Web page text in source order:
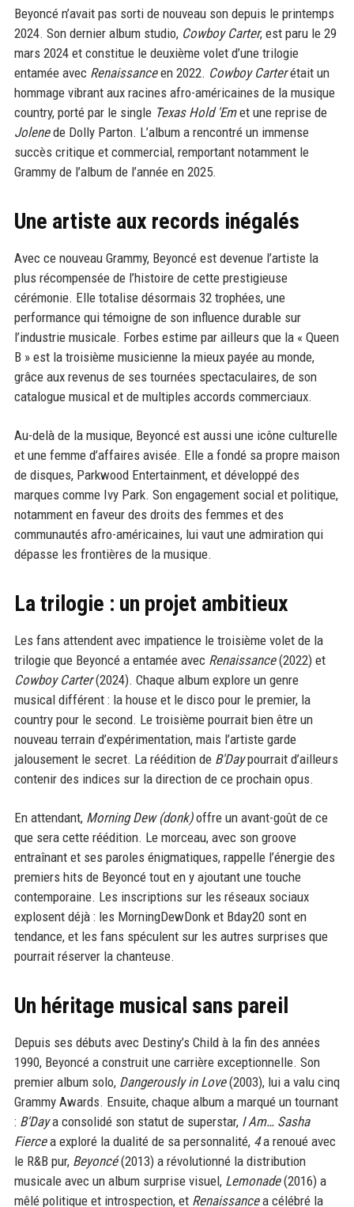
Beyoncé n’avait pas sorti de nouveau son depuis le printemps
2024. Son dernier album studio, Cowboy Carter, est paru le 29
mars 2024 et constitue le deuxième volet d’une trilogie
entamée avec Renaissanceen 2022. Cowboy Carterétait un
hommage vibrant aux racines afro-américaines de la musique
country, porté par le single Texas Hold 'Emet une reprise de
Jolenede Dolly Parton. L’album a rencontré un immense
succès critique et commercial, remportant notamment le
Grammy de l’album de l’année en 2025.
Une artiste aux records inégalés
Avec ce nouveau Grammy, Beyoncé est devenue l’artiste la
plus récompensée de l’histoire de cette prestigieuse
cérémonie. Elle totalise désormais 32 trophées, une
performance qui témoigne de son influence durable sur
l’industrie musicale. Forbes estime par ailleurs que la « Queen
B » est la troisième musicienne la mieux payée au monde,
grâce aux revenus de ses tournées spectaculaires, de son
catalogue musical et de multiples accords commerciaux.
Au-delà de la musique, Beyoncé est aussi une icône culturelle
et une femme d’affaires avisée. Elle a fondé sa propre maison
de disques, Parkwood Entertainment, et développé des
marques comme Ivy Park. Son engagement social et politique,
notamment en faveur des droits des femmes et des
communautés afro-américaines, lui vaut une admiration qui
dépasse les frontières de la musique.
La trilogie : un projet ambitieux
Les fans attendent avec impatience le troisième volet de la
trilogie que Beyoncé a entamée avec Renaissance(2022) et
Cowboy Carter(2024). Chaque album explore un genre
musical différent : la house et le disco pour le premier, la
country pour le second. Le troisième pourrait bien être un
nouveau terrain d’expérimentation, mais l’artiste garde
jalousement le secret. La réédition de B'Daypourrait d’ailleurs
contenir des indices sur la direction de ce prochain opus.
En attendant, Morning Dew (donk)offre un avant-goût de ce
que sera cette réédition. Le morceau, avec son groove
entraînant et ses paroles énigmatiques, rappelle l’énergie des
premiers hits de Beyoncé tout en y ajoutant une touche
contemporaine. Les inscriptions sur les réseaux sociaux
explosent déjà : les MorningDewDonk et Bday20 sont en
tendance, et les fans spéculent sur les autres surprises que
pourrait réserver la chanteuse.
Un héritage musical sans pareil
Depuis ses débuts avec Destiny’s Child à la fin des années
1990, Beyoncé a construit une carrière exceptionnelle. Son
premier album solo, Dangerously in Love(2003), lui a valu cinq
Grammy Awards. Ensuite, chaque album a marqué un tournant
: B'Daya consolidé son statut de superstar, I Am… Sasha
Fiercea exploré la dualité de sa personnalité, 4a renoué avec
le R&B pur, Beyoncé(2013) a révolutionné la distribution
musicale avec un album surprise visuel, Lemonade(2016) a
mêlé politique et introspection, et Renaissancea célébré la